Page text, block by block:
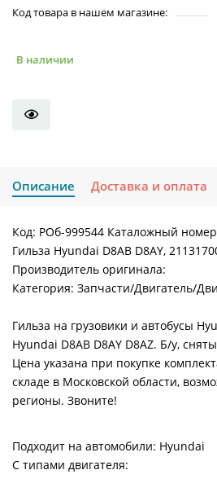
Код товара в нашем магазине:
В наличии
Описание Доставка и оплата
Код: РОб-999544 Каталожный
Гильза Hyundai D8AB D8AY,
Производитель оригинала:
Категория: Запчасти/Двигатель/
Гильза на грузовики и автобусы
Hyundai D8AB D8AY D8AZ. Б/у,
Цена указана при покупке
складе в Московской области,
регионы. Звоните!
Подходит на автомобили: Hyundai
С типами двигателя: